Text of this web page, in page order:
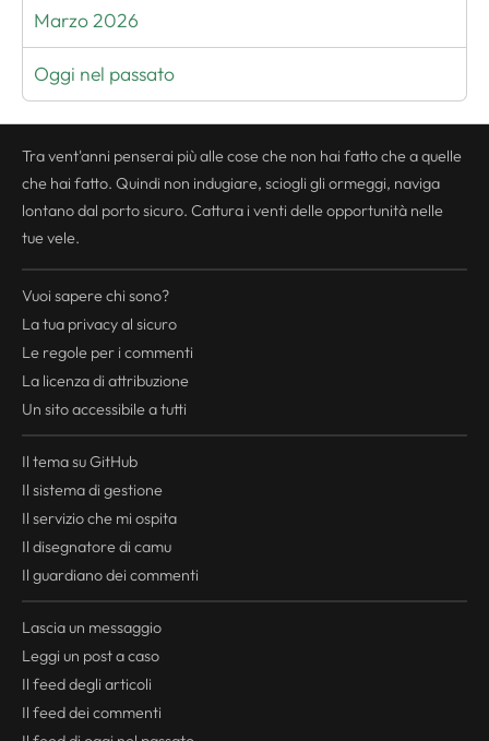
Marzo 2026
Oggi nel passato
Tra vent'anni penserai più alle cose che non hai fatto che a quelle
che hai fatto. Quindi non indugiare, sciogli gli ormeggi, naviga
lontano dal porto sicuro. Cattura i venti delle opportunità nelle
tue vele.
Vuoi sapere chi sono?
La tua privacyal sicuro
Le regole per i commenti
La licenza di attribuzione
Un sito accessibile a tutti
Il tema su GitHub
Il sistema di gestione
Il servizio che mi ospita
Il disegnatore di camu
Il guardiano dei commenti
Lascia un messaggio
Leggi un post a caso
Il feeddegli articoli
Il feeddei commenti